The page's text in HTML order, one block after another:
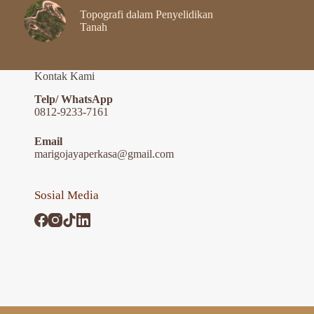
Topografi dalam Penyelidikan
Tanah
Kontak Kami
Telp/ WhatsApp
0812-9233-7161
Email
marigojayaperkasa@gmail.com
Sosial Media